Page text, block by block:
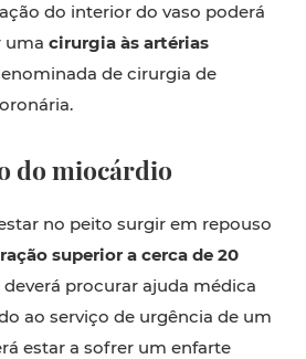
do interior do vaso poderá
uma cirurgia às artérias
de cirurgia de
do miocárdio
no peito surgir em repouso
superior a cerca de 20
deverá procurar ajuda médica
ao serviço de urgência de um
estar a sofrer um enfarte